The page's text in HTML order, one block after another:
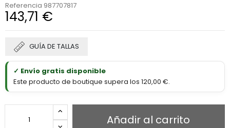
Referencia 987707817
143,71 €
GUÍA DE TALLAS
✓ Envío gratis disponible
Este producto de boutique supera los 120,00 €.
Añadir al carrito